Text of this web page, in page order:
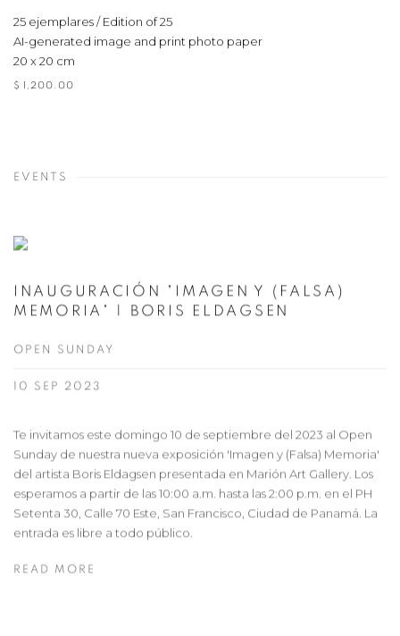
25 ejemplares / Edition of 25
AI-generated image and print photo paper
20 x 20 cm
$ 1,200.00
EVENTS
INAUGURACIÓN "IMAGEN Y (FALSA)
MEMORIA" | BORIS ELDAGSEN
OPEN SUNDAY
10 SEP 2023
Te invitamos este domingo 10 de septiembre del 2023 al Open
Sunday de nuestra nueva exposición 'Imagen y (Falsa) Memoria'
del artista Boris Eldagsen presentada en Marión Art Gallery. Los
esperamos a partir de las 10:00 a.m. hasta las 2:00 p.m. en el PH
Setenta 30, Calle 70 Este, San Francisco, Ciudad de Panamá. La
entrada es libre a todo público.
READ MORE